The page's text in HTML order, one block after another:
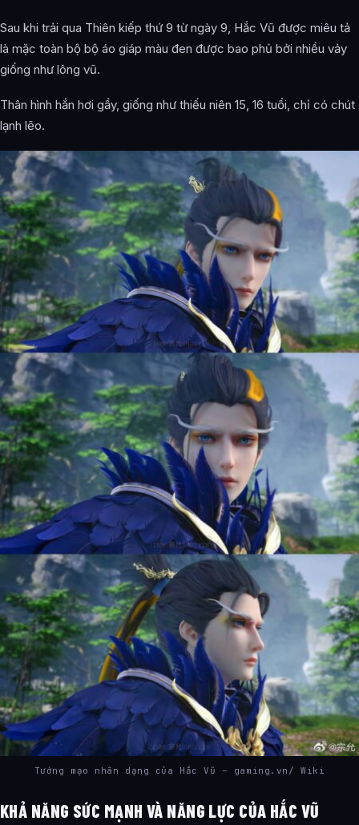
Sau khi trải qua Thiên kiếp thứ 9 từ ngày 9, Hắc Vũ được miêu tả
là mặc toàn bộ bộ áo giáp màu đen được bao phủ bởi nhiều vảy
giống như lông vũ.
Thân hình hắn hơi gầy, giống như thiếu niên 15, 16 tuổi, chỉ có chút
lạnh lẽo.
Tướng mạo nhân dạng của Hắc Vũ – gaming.vn/ Wiki
KHẢ NĂNG SỨC MẠNH VÀ NĂNG LỰC CỦA HẮC VŨ